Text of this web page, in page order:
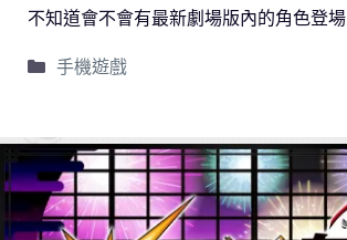
不知道會不會有最新劇場版內的角色登場
手機遊戲